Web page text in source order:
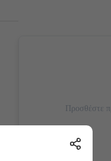
Προσθέστε